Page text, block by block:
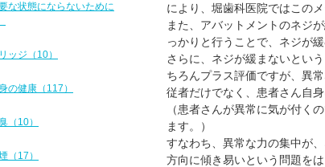
により、堀歯科医院ではこの
また、アバットメントのネジ
っかりと行うことで、ネジが
さらに、ネジが緩まないとい
ちろんプラス評価ですが、異
従者だけでなく、患者さん自
（患者さんが異常に気が付く
ます。）
すなわち、異常な力の集中が
方向に傾き易いという問題を
な状態にならないために
ッジ（10）
の健康（117）
（10）
（17）